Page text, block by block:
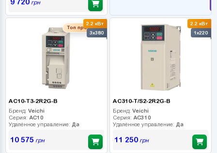
9 720грн
2.2 кВт
3x380
Топ продаж
AC10-T3-2R2G-B
Бренд: Veichi
Серия: AC10
Удалённое управление: Да
10 575 грн
2.2 кВт
1x220
AC310-T/S2-2R2G-B
Бренд: Veichi
Серия: AC310
Удалённое управление: Да
11 250грн